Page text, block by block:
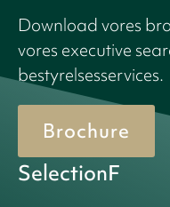
Download vores
vores executive
bestyrelsesservices.
Brochure
SelectionF